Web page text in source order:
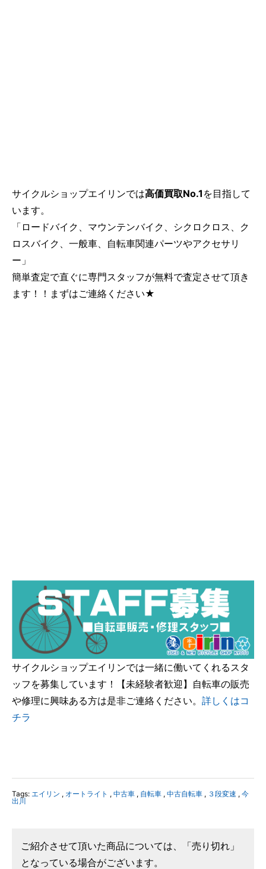
サイクルショップエイリンでは高価買取No.1 を目指して
います。
「ロードバイク、マウンテンバイク、シクロクロス、ク
ロスバイク、一般車、自転車関連パーツやアクセサリ
ー」
簡単査定で直ぐに専門スタッフが無料で査定させて頂き
ます！！まずはご連絡ください★
サイクルショップエイリンでは一緒に働いてくれるスタ
ッフを募集しています！【未経験者歓迎】自転車の販売
や修理に興味ある方は是非ご連絡ください。 詳しくはコ
チラ
Tags: エイリン , オートライト , 中古車 , 自転車 , 中古自転車 , ３段変速 , 今
出川
ご紹介させて頂いた商品については、「売り切れ」
となっている場合がございます。